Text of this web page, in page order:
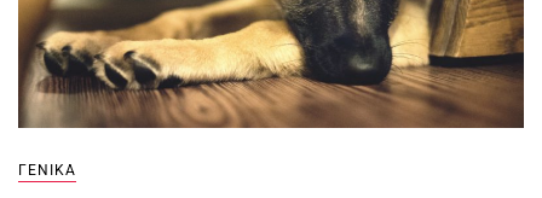
ΓΕΝΙΚΆ